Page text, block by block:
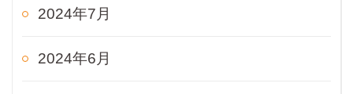
2024年7月
2024年6月